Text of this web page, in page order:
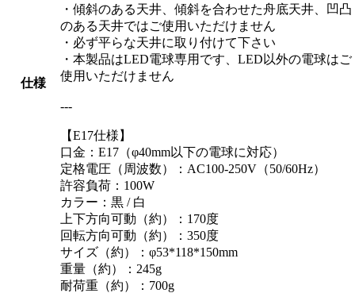
仕様
・傾斜のある天井、傾斜を合わせた舟底天井、凹凸
のある天井ではご使用いただけません
・必ず平らな天井に取り付けて下さい
・本製品はLED電球専用です、LED以外の電球はご
使用いただけません
---
【E17仕様】
口金：E17（φ40mm以下の電球に対応）
定格電圧（周波数）：AC100-250V（50/60Hz）
許容負荷：100W
カラー：黒 / 白
上下方向可動（約）：170度
回転方向可動（約）：350度
サイズ（約）：φ53*118*150mm
重量（約）：245g
耐荷重（約）：700g